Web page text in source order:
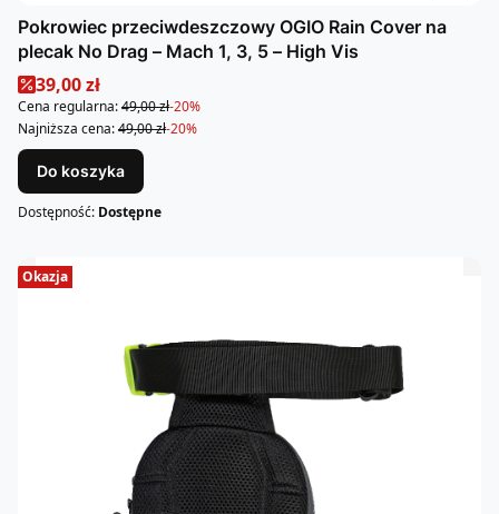
Pokrowiec przeciwdeszczowy OGIO Rain Cover na
plecak No Drag – Mach 1, 3, 5 – High Vis
Cena promocyjna
39,00 zł
Cena regularna:49,00 zł-20%
Najniższa cena:49,00 zł-20%
Do koszyka
Dostępność: Dostępne
Okazja